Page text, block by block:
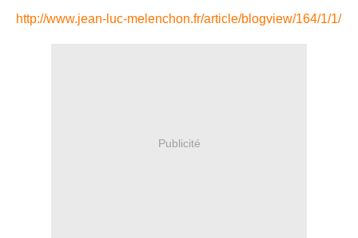
http://www.jean-luc-melenchon.fr/article/blogview/164/1/1/
Publicité